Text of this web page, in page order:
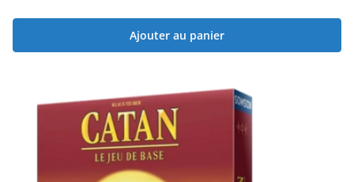
Ajouter au panier